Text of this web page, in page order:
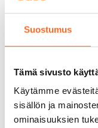
Suostumus
Tämä sivusto
Käytämme
sisällön ja
ominaisuuksien
Sopimus ja
Vuokrattu
Varallisuusrajat